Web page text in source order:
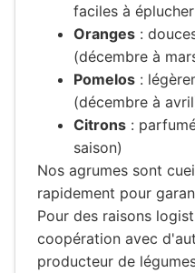
faciles à
Oranges :
(décembre à
Pomelos :
(décembre à
Citrons :
saison)
Nos agrumes sont
rapidement pour
Pour des raisons
coopération avec
producteur de